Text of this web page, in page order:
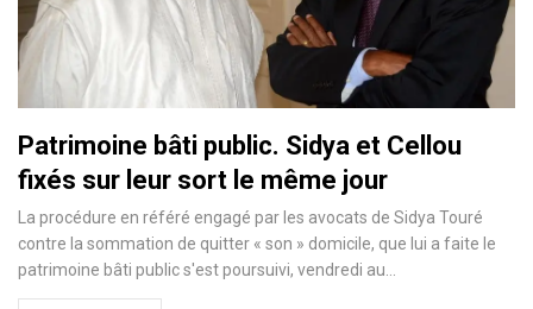
Patrimoine bâti public. Sidya et Cellou
fixés sur leur sort le même jour
La procédure en référé engagé par les avocats de Sidya Touré
contre la sommation de quitter « son » domicile, que lui a faite le
patrimoine bâti public s'est poursuivi, vendredi au…